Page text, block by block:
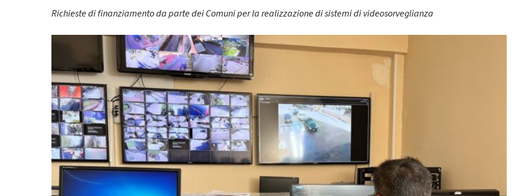
Richieste di finanziamento da parte dei Comuni per la realizzazione di sistemi di videosorveglianza